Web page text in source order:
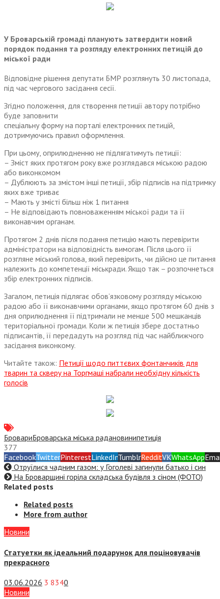
У Броварській громаді планують затвердити новий
порядок подання та розгляду електронних петицій до
міської ради
Відповідне рішення депутати БМР розглянуть 30 листопада,
під час чергового засідання сесії.
Згідно положення, для створення петиції автору потрібно
буде заповнити
спеціальну форму на порталі електронних петицій,
дотримуючись правил оформлення.
При цьому, оприлюдненню не підлягатимуть петиції:
– Зміст яких протягом року вже розглядався міською радою
або виконкомом
– Дублюють за змістом інші петиції, збір підписів на підтримку
яких вже триває
– Мають у змісті більш ніж 1 питання
– Не відповідають повноваженням міської ради та її
виконавчим органам.
Протягом 2 днів після подання петицію мають перевірити
адміністратори на відповідність вимогам. Після цього її
розгляне міський голова, який перевірить, чи дійсно це питання
належить до компетенції міськради. Якщо так – розпочнеться
збір електронних підписів.
Загалом, петиція підлягає обов’язковому розгляду міською
радою або її виконавчими органами, якщо протягом 60 днів з
дня оприлюднення її підтримали не менше 500 мешканців
територіальної громади. Коли ж петиція збере достатньо
підписантів, її передадуть на розгляд під час найближчого
засідання виконкому.
Читайте також: Петиції щодо питтєвих фонтанчиків для
тварин та скверу на Торгмаші набрали необхідну кількість
голосів
БровариБроварська міська радановинипетиція
377
FacebookTwitterPinterestLinkedInTumblrRedditVKWhatsApp
Отруїлися чадним газом: у Гоголеві загинули батько і син
На Броварщині горіла складська будівля з сіном (ФОТО)
Related posts
Related posts
More from author
Новини
Статуетки як ідеальний подарунок для поціновувачів
прекрасного
03.06.2026 3 8340
Новини